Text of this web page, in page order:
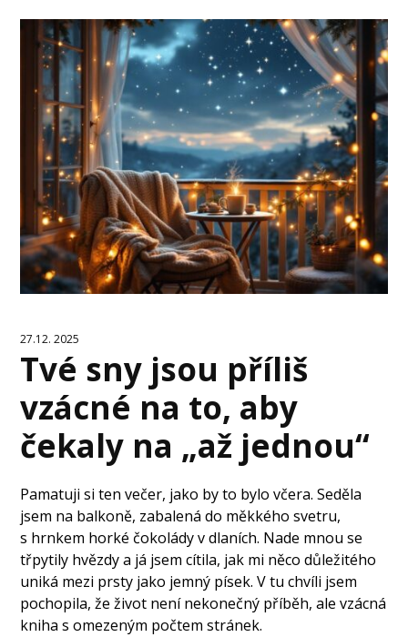
27.12. 2025
Tvé sny jsou příliš
vzácné na to, aby
čekaly na „až jednou“
Pamatuji si ten večer, jako by to bylo včera. Seděla
jsem na balkoně, zabalená do měkkého svetru,
s hrnkem horké čokolády v dlaních. Nade mnou se
třpytily hvězdy a já jsem cítila, jak mi něco důležitého
uniká mezi prsty jako jemný písek. V tu chvíli jsem
pochopila, že život není nekonečný příběh, ale vzácná
kniha s omezeným počtem stránek.